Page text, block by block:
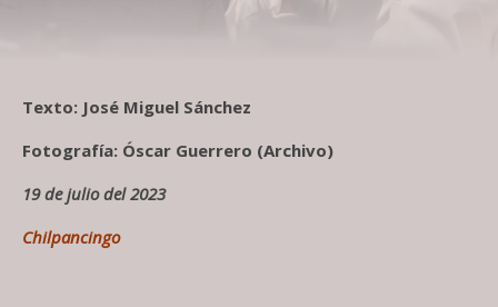
Texto: José Miguel Sánchez
Fotografía: Óscar Guerrero (Archivo)
19 de julio del 2023
Chilpancingo